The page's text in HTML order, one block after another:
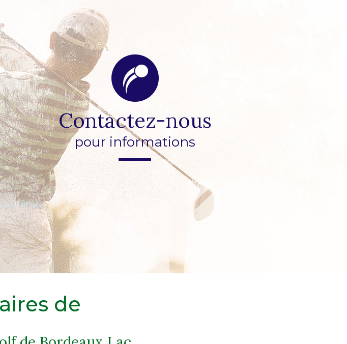
Contactez-nous
pour informations
de